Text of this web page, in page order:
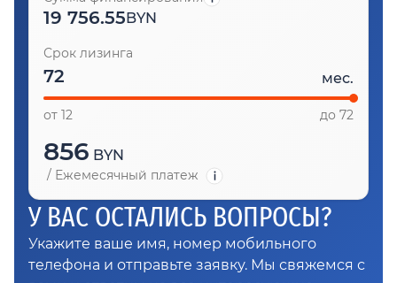
19 756.55BYN
Срок лизинга
мес.
от 12 до 72
856 BYN
/ Ежемесячный платеж
У ВАС ОСТАЛИСЬ ВОПРОСЫ?
Укажите ваше имя, номер мобильного
телефона и отправьте заявку. Мы свяжемся с